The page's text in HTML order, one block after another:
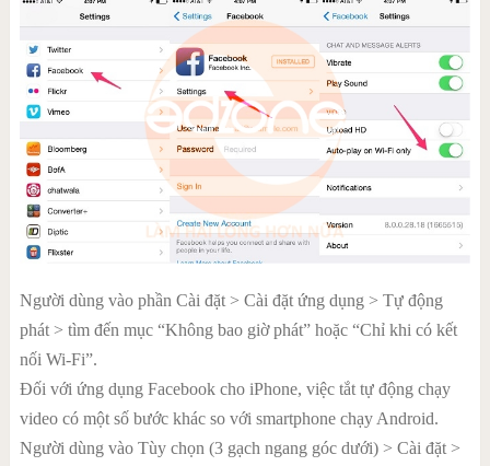
Người dùng vào phần Cài đặt > Cài đặt ứng dụng > Tự động
phát > tìm đến mục “Không bao giờ phát” hoặc “Chỉ khi có kết
nối Wi-Fi”.
Đối với ứng dụng Facebook cho iPhone, việc tắt tự động chạy
video có một số bước khác so với smartphone chạy Android.
Người dùng vào Tùy chọn (3 gạch ngang góc dưới) > Cài đặt >